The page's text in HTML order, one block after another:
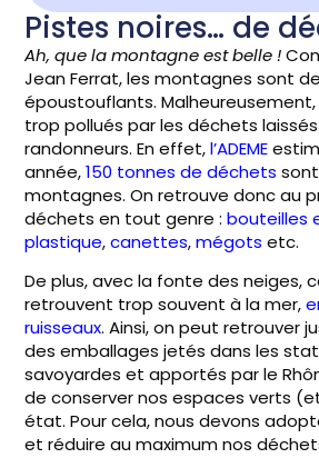
Pistes noires… de
Ah, que la montagne est belle !
Jean Ferrat, les montagnes sont
époustouflants.
trop pollués par les déchets
randonneurs. En effet,l’ADEME
année,150 tonnes de déchets
montagnes. On retrouve donc au
déchets en tout genre :bouteilles
plastique,canettes,mégots etc.
De plus, avec la fonte des neiges,
retrouvent trop souvent à la mer,
ruisseaux. Ainsi, on peut retrouver
des emballages jetés dans les
savoyardes et apportés par le
de conserver nos espaces verts
état. Pour cela, nous devons
et réduire au maximum nos